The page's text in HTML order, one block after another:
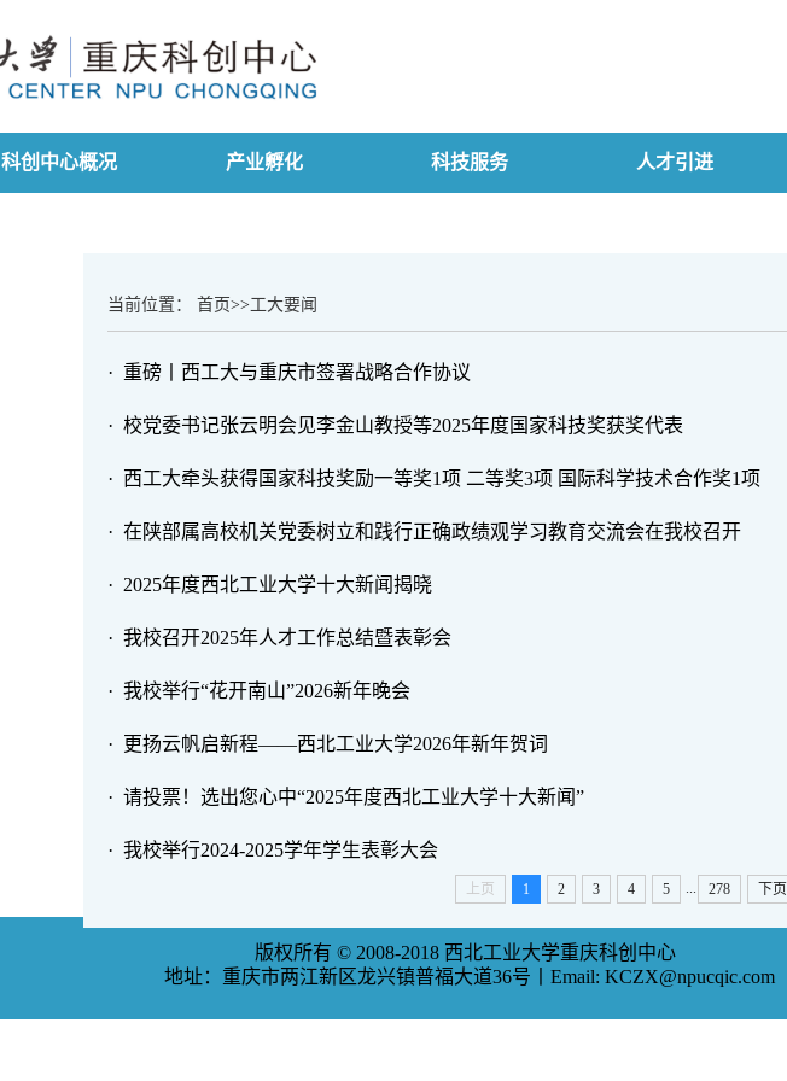
科创中心概况 产业孵化 科技服务 人才引进
当前位置： 首页>>工大要闻
· 重磅丨西工大与重庆市签署战略合作协议
· 校党委书记张云明会见李金山教授等2025年度国家科技奖获奖代表
· 西工大牵头获得国家科技奖励一等奖1项 二等奖3项 国际科学技术合作奖1项
· 在陕部属高校机关党委树立和践行正确政绩观学习教育交流会在我校召开
· 2025年度西北工业大学十大新闻揭晓
· 我校召开2025年人才工作总结暨表彰会
· 我校举行“花开南山”2026新年晚会
· 更扬云帆启新程——西北工业大学2026年新年贺词
· 请投票！选出您心中“2025年度西北工业大学十大新闻”
· 我校举行2024-2025学年学生表彰大会
上页 1 2 3 4 5 278 下页
版权所有 © 2008-2018 西北工业大学重庆科创中心
地址：重庆市两江新区龙兴镇普福大道36号丨Email: KCZX@npucqic.com